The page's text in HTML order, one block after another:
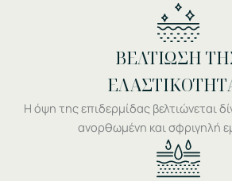
ΒΕΛΤΙΩΣΗ
Η όψη της επιδερμίδας βελτιώνεται
ανορθωμένη και σφριγηλή